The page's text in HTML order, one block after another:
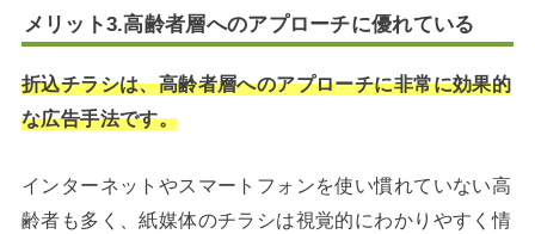
メリット3.高齢者層へのアプローチに優れている
折込チラシは、高齢者層へのアプローチに非常に効果的
な広告手法です。
インターネットやスマートフォンを使い慣れていない高
齢者も多く、紙媒体のチラシは視覚的にわかりやすく情